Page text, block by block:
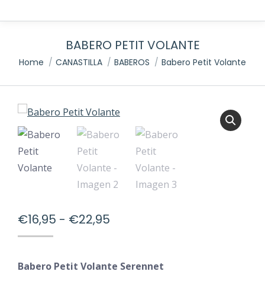
BABERO PETIT VOLANTE
You are here:
Home CANASTILLA BABEROS Babero Petit Volante
€16,95 - €22,95
desde
Babero Petit Volante Serennet